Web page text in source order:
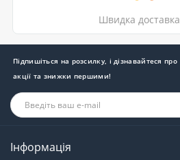
Швидка доставка
Підпишіться на розсилку, і дізнавайтеся про
акції та знижки першими!
Інформація